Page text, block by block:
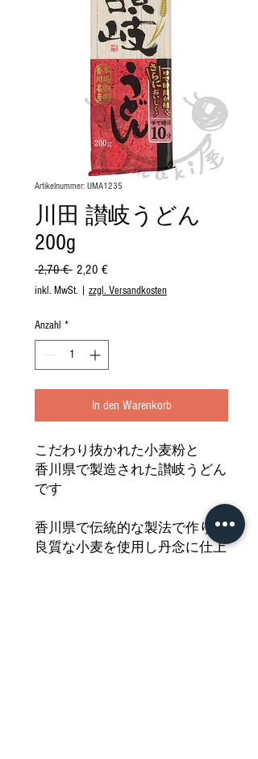
Artikelnummer: UMA1235
川田 讃岐うどん
200g
2,70 € Standardpreis
2,20 €Sale-
Preis
inkl. MwSt. zzgl. Versandkosten
Anzahl *
In den Warenkorb
こだわり抜かれた小麦粉と
香川県で製造された讃岐うどん
です
香川県で伝統的な製法で作り
良質な小麦を使用し丹念に仕上